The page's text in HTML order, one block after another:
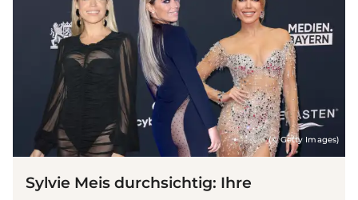
(© Getty Images)
Sylvie Meis durchsichtig: Ihre